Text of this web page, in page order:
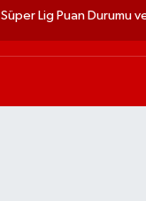
Süper Lig Puan Durumu